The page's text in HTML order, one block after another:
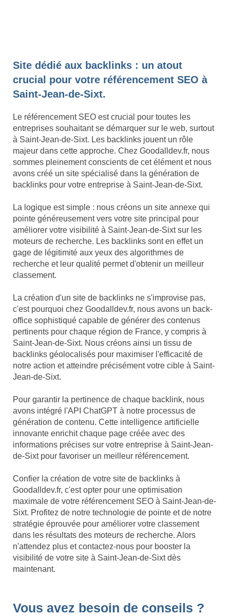
Site dédié aux backlinks : un atout
crucial pour votre référencement SEO à
Saint-Jean-de-Sixt.
Le référencement SEO est crucial pour toutes les
entreprises souhaitant se démarquer sur le web, surtout
à Saint-Jean-de-Sixt. Les backlinks jouent un rôle
majeur dans cette approche. Chez Goodalldev.fr, nous
sommes pleinement conscients de cet élément et nous
avons créé un site spécialisé dans la génération de
backlinks pour votre entreprise à Saint-Jean-de-Sixt.
La logique est simple : nous créons un site annexe qui
pointe généreusement vers votre site principal pour
améliorer votre visibilité à Saint-Jean-de-Sixt sur les
moteurs de recherche. Les backlinks sont en effet un
gage de légitimité aux yeux des algorithmes de
recherche et leur qualité permet d'obtenir un meilleur
classement.
La création d'un site de backlinks ne s'improvise pas,
c'est pourquoi chez Goodalldev.fr, nous avons un back-
office sophistiqué capable de générer des contenus
pertinents pour chaque région de France, y compris à
Saint-Jean-de-Sixt. Nous créons ainsi un tissu de
backlinks géolocalisés pour maximiser l'efficacité de
notre action et atteindre précisément votre cible à Saint-
Jean-de-Sixt.
Pour garantir la pertinence de chaque backlink, nous
avons intégré l'API ChatGPT à notre processus de
génération de contenu. Cette intelligence artificielle
innovante enrichit chaque page créée avec des
informations précises sur votre entreprise à Saint-Jean-
de-Sixt pour favoriser un meilleur référencement.
Confier la création de votre site de backlinks à
Goodalldev.fr, c'est opter pour une optimisation
maximale de votre référencement SEO à Saint-Jean-de-
Sixt. Profitez de notre technologie de pointe et de notre
stratégie éprouvée pour améliorer votre classement
dans les résultats des moteurs de recherche. Alors
n'attendez plus et contactez-nous pour booster la
visibilité de votre site à Saint-Jean-de-Sixt dès
maintenant.
Vous avez besoin de conseils ?